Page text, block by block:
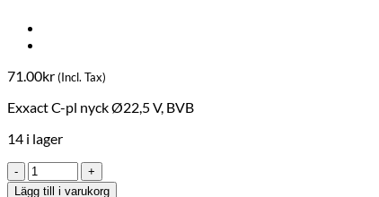
71.00kr(Incl. Tax)
Exxact C-pl nyck Ø22,5 V, BVB
14 i lager
EXXACT
C-
Lägg till i varukorg